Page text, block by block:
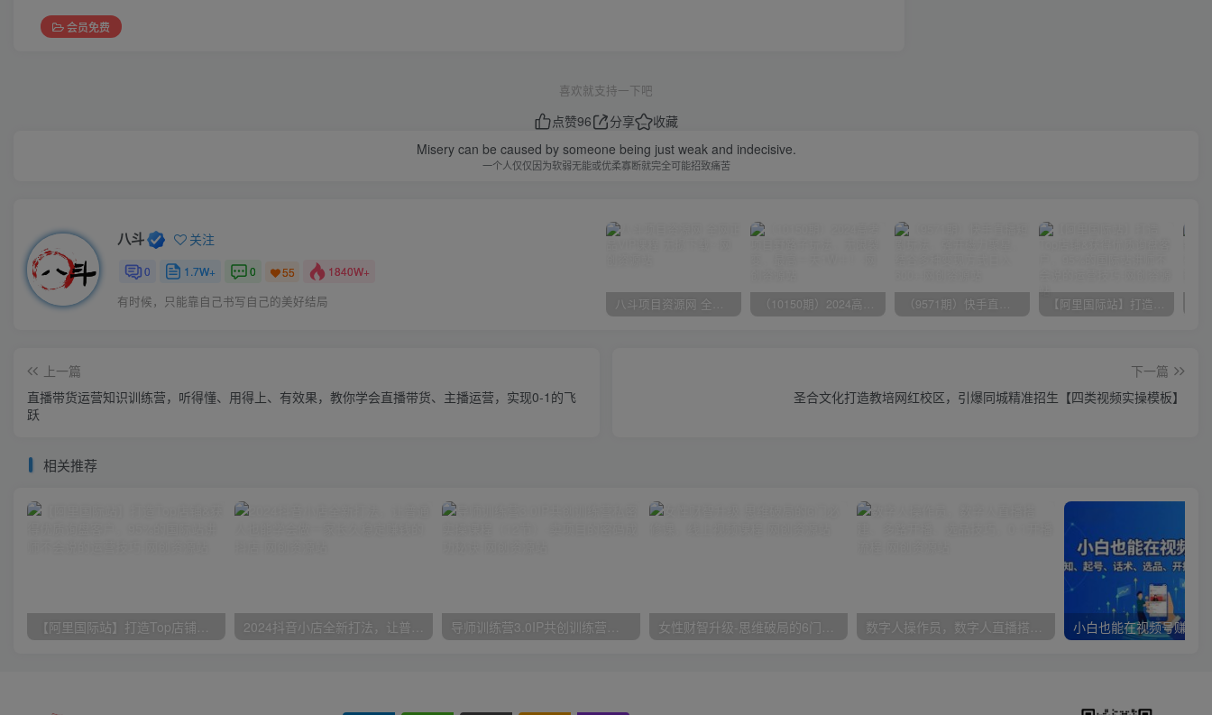
会员免费
喜欢就支持一下吧
点赞96 分享
收藏
Misery can be caused by someone being just weak and indecisive.
一个人仅仅因为软弱无能或优柔寡断就完全可能招致痛苦
八斗 关注
0 1.7W+ 0 55 1840W+
有时候，只能靠自己书写自己的美好结局 八斗项目资源网 全网正品VIP课程 无损下载~ （10150期）2024高考项目野路子玩法，无限裂变，最高一天1W＋！ （9571期）快手直播短剧玩法，强开磁力聚星，结合多种变现方式日入600+ 【阿里国际站】打造Top店铺&获得优质询盘客户，​95%的国际站讲师不会说的运营技巧
上一篇
直播带货运营知识训练营，听得懂、用得上、有效果，教你学会直播带货、主播运营，实现0-1的飞
跃
下一篇
圣合文化打造教培网红校区，引爆同城精准招生【四类视频实操模板】
相关推荐
【阿里国际站】打造Top店铺&获得优质询盘客户，​95%的国际站讲师不会说的运营技巧 2024抖音小店全新打法，让普通人也能学会做一家长久稳定赚钱的抖店 导师训练营3.0IP共创训练营私密实操课程（12节）-卖项目的密码成功秘诀 女性财智升级-思维破局的6门必修课，线上视频课程 数字人操作员，数字人直播搭建、多路开播、选品技巧，0-1开播流程